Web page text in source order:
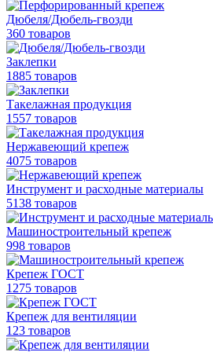
Дюбеля/Дюбель-гвозди
360 товаров
Заклепки
1885 товаров
Такелажная продукция
1557 товаров
Нержавеющий крепеж
4075 товаров
Инструмент и расходные материалы
5138 товаров
Машиностроительный крепеж
998 товаров
Крепеж ГОСТ
1275 товаров
Крепеж для вентиляции
123 товаров